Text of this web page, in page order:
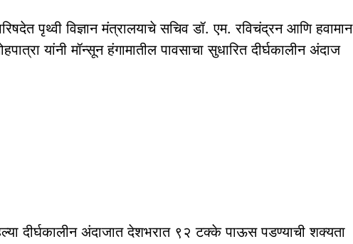
पृथ्वी विज्ञान मंत्रालयाचे सचिव डॉ. एम. रविचंद्रन आणि हवामान
यांनी मॉन्सून हंगामातील पावसाचा सुधारित दीर्घकालीन अंदाज
दीर्घकालीन अंदाजात देशभरात ९२ टक्के पाऊस पडण्याची शक्यता